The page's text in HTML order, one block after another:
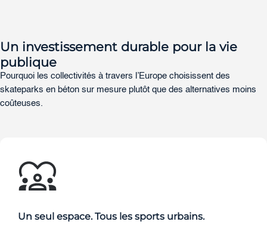
Un investissement durable pour la vie
publique
Pourquoi les collectivités à travers l’Europe choisissent des
skateparks en béton sur mesure plutôt que des alternatives moins
coûteuses.
Un seul espace. Tous les sports urbains.